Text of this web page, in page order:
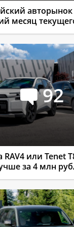
месяц
92
RAV4 или Tenet
за 4 млн